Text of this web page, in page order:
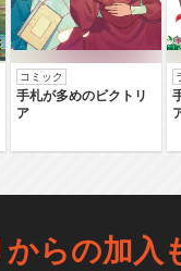
閉じる
コミック
手札が多めのビクトリ
ア
らの加入